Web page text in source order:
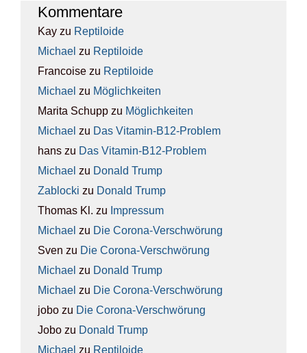
Kom­men­ta­re
Kay zu Rep­ti­lo­ide
Michael zu Rep­ti­lo­ide
Francoise zu Rep­ti­lo­ide
Michael zu Mög­lich­kei­ten
Marita Schupp zu Mög­lich­kei­ten
Michael zu Das Vit­amin-B12-Pro­blem
hans zu Das Vit­amin-B12-Pro­blem
Michael zu Donald Trump
Zablocki zu Donald Trump
Thomas Kl. zu Impres­sum
Michael zu Die Coro­na-Ver­schwö­rung
Sven zu Die Coro­na-Ver­schwö­rung
Michael zu Donald Trump
Michael zu Die Coro­na-Ver­schwö­rung
jobo zu Die Coro­na-Ver­schwö­rung
Jobo zu Donald Trump
Michael zu Rep­ti­lo­ide